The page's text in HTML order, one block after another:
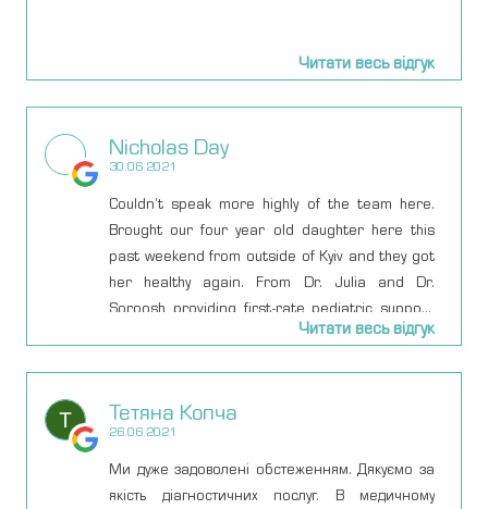
рекомендации и ответы на свои вопросы так
Если не знаете к какому врачу-гинекологу идти
на осмотр или с женскими проблемами -
смело можете обращаться к этому
специалисту.
Читати весь відгук
Nicholas Day
30.06.2021
Couldn’t speak more highly of the team here.
Brought our four year old daughter here this
past weekend from outside of Kyiv and they got
her healthy again. From Dr. Julia and Dr.
Soroosh providing first-rate pediatric support
for our daughter, to the attentive, professional,
want to have to come back, but if we need them
I feel better knowing they’re around.
Читати весь відгук
Тетяна Копча
26.06.2021
Ми дуже задоволені обстеженням. Дякуємо за
якість діагностичних послуг. В медичному